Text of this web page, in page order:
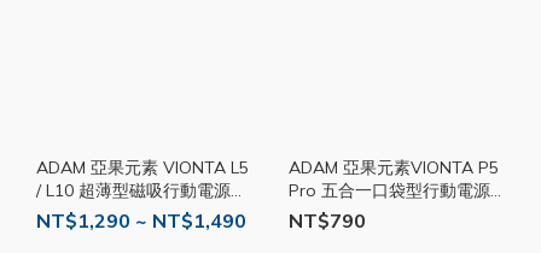
ADAM 亞果元素 VIONTA L5
/ L10 超薄型磁吸行動電源
AD85
NT$1,290 ~ NT$1,490
ADAM 亞果元素VIONTA P5
Pro 五合一口袋型行動電源
5000mAh AD83
NT$790